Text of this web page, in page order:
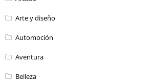
Arte y diseño
Automoción
Aventura
Belleza